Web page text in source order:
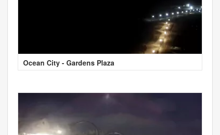
Ocean City - Gardens Plaza